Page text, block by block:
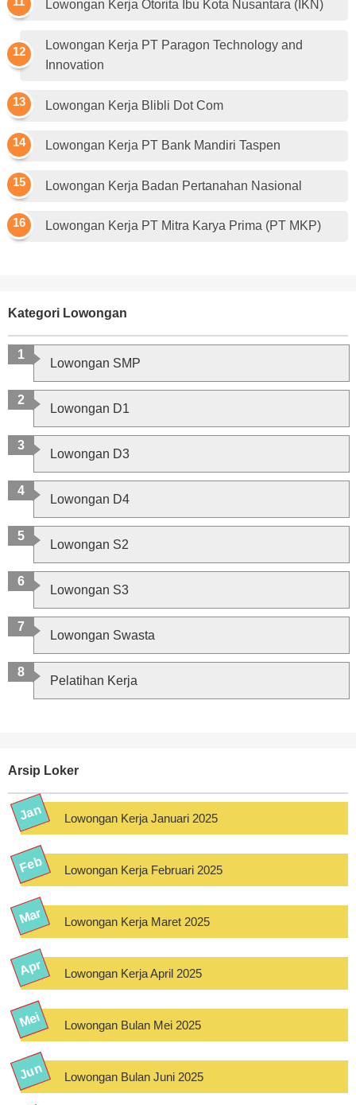
Lowongan Kerja Otorita Ibu Kota Nusantara (IKN)
Lowongan Kerja PT Paragon Technology and
Innovation
Lowongan Kerja Blibli Dot Com
Lowongan Kerja PT Bank Mandiri Taspen
Lowongan Kerja Badan Pertanahan Nasional
Lowongan Kerja PT Mitra Karya Prima (PT MKP)
Kategori Lowongan
Lowongan SMP
Lowongan D1
Lowongan D3
Lowongan D4
Lowongan S2
Lowongan S3
Lowongan Swasta
Pelatihan Kerja
Arsip Loker
Lowongan Kerja Januari 2025
Lowongan Kerja Februari 2025
Lowongan Kerja Maret 2025
Lowongan Kerja April 2025
Lowongan Bulan Mei 2025
Lowongan Bulan Juni 2025